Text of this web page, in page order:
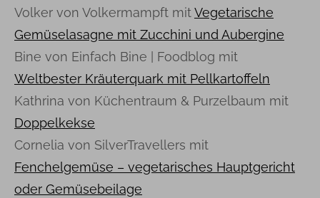
Volker von Volkermampft mitVegetarische
Gemüselasagne mit Zucchini und Aubergine
Bine von Einfach Bine | Foodblog mit
Weltbester Kräuterquark mit Pellkartoffeln
Kathrina von Küchentraum & Purzelbaum mit
Doppelkekse
Cornelia von SilverTravellers mit
Fenchelgemüse – vegetarisches Hauptgericht
oder Gemüsebeilage